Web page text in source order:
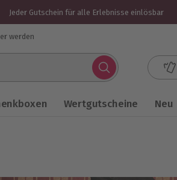
Jeder Gutschein für alle Erlebnisse einlösbar
werden
Wertgutscheine Neu